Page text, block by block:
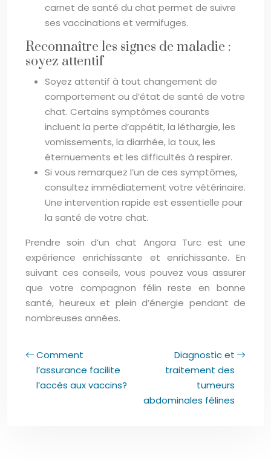
carnet de santé du chat permet de suivre
ses vaccinations et vermifuges.
Reconnaître les signes de maladie :
soyez attentif
Soyez attentif à tout changement de
comportement ou d’état de santé de votre
chat. Certains symptômes courants
incluent la perte d’appétit, la léthargie, les
vomissements, la diarrhée, la toux, les
éternuements et les difficultés à respirer.
Si vous remarquez l’un de ces symptômes,
consultez immédiatement votre vétérinaire.
Une intervention rapide est essentielle pour
la santé de votre chat.
Prendre soin d’un chat Angora Turc est une
expérience enrichissante et enrichissante. En
suivant ces conseils, vous pouvez vous assurer
que votre compagnon félin reste en bonne
santé, heureux et plein d’énergie pendant de
nombreuses années.
Comment
l’assurance facilite
l’accès aux vaccins?
Diagnostic et
traitement des
tumeurs
abdominales félines